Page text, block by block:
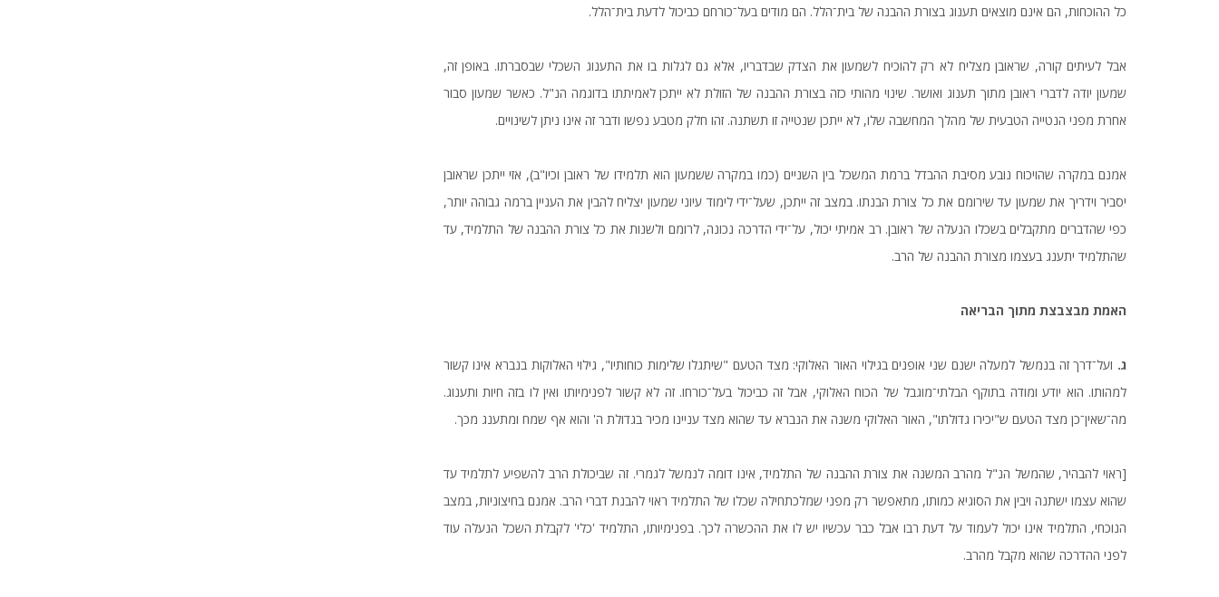
כל ההוכחות, הם אינם מוצאים תענוג בצורת ההבנה של בית־הלל. הם מודים בעל־כורחם כביכול לדעת בית־הלל.
אבל לעיתים קורה, שראובן מצליח לא רק להוכיח לשמעון את הצדק שבדבריו, אלא גם לגלות בו את התענוג השכלי שבסברתו. באופן זה,
שמעון יודה לדברי ראובן מתוך תענוג ואושר. שינוי מהותי כזה בצורת ההבנה של הזולת לא ייתכן לאמיתתו בדוגמה הנ"ל. כאשר שמעון סבור
אחרת מפני הנטייה הטבעית של מהלך המחשבה שלו, לא ייתכן שנטייה זו תשתנה. זהו חלק מטבע נפשו ודבר זה אינו ניתן לשינויים.
אמנם במקרה שהויכוח נובע מסיבת ההבדל ברמת המשכל בין השניים (כמו במקרה ששמעון הוא תלמידו של ראובן וכיו"ב), אזי ייתכן שראובן
יסביר וידריך את שמעון עד שירומם את כל צורת הבנתו. במצב זה ייתכן, שעל־ידי לימוד עיוני שמעון יצליח להבין את העניין ברמה גבוהה יותר,
כפי שהדברים מתקבלים בשכלו הנעלה של ראובן. רב אמיתי יכול, על־ידי הדרכה נכונה, לרומם ולשנות את כל צורת ההבנה של התלמיד, עד
שהתלמיד יתענג בעצמו מצורת ההבנה של הרב.
האמת מבצבצת מתוך הבריאה
ג. ועל־דרך זה בנמשל למעלה ישנם שני אופנים בגילוי האור האלוקי: מצד הטעם "שיתגלו שלימות כוחותיו", גילוי האלוקות בנברא אינו קשור
למהותו. הוא יודע ומודה בתוקף הבלתי־מוגבל של הכוח האלוקי, אבל זה כביכול בעל־כורחו. זה לא קשור לפנימיותו ואין לו בזה חיות ותענוג.
מה־שאין־כן מצד הטעם ש"יכירו גדולתו", האור האלוקי משנה את הנברא עד שהוא מצד עניינו מכיר בגדולת ה' והוא אף שמח ומתענג מכך.
[ראוי להבהיר, שהמשל הנ"ל מהרב המשנה את צורת ההבנה של התלמיד, אינו דומה לנמשל לגמרי. זה שביכולת הרב להשפיע לתלמיד עד
שהוא עצמו ישתנה ויבין את הסוגיא כמותו, מתאפשר רק מפני שמלכתחילה שכלו של התלמיד ראוי להבנת דברי הרב. אמנם בחיצוניות, במצב
הנוכחי, התלמיד אינו יכול לעמוד על דעת רבו אבל כבר עכשיו יש לו את ההכשרה לכך. בפנימיותו, התלמיד 'כלי' לקבלת השכל הנעלה עוד
לפני ההדרכה שהוא מקבל מהרב.